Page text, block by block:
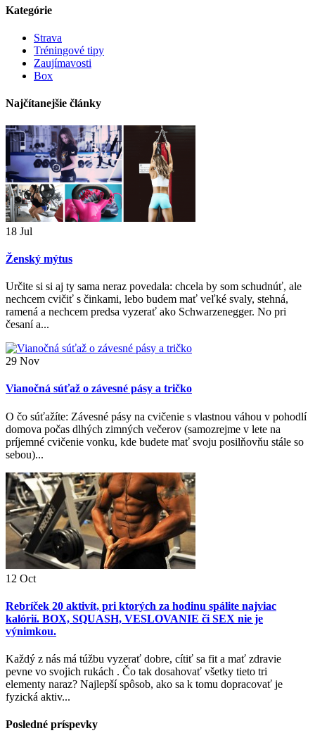
Kategórie
Strava
Tréningové tipy
Zaujímavosti
Box
Najčítanejšie články
18 Jul
Ženský mýtus
Určite si si aj ty sama neraz povedala: chcela by som schudnúť, ale
nechcem cvičiť s činkami, lebo budem mať veľké svaly, stehná,
ramená a nechcem predsa vyzerať ako Schwarzenegger. No pri
česaní a...
29 Nov
Vianočná súťaž o závesné pásy a tričko
O čo súťažíte: Závesné pásy na cvičenie s vlastnou váhou v pohodlí
domova počas dlhých zimných večerov (samozrejme v lete na
príjemné cvičenie vonku, kde budete mať svoju posilňovňu stále so
sebou)...
12 Oct
Rebríček 20 aktivít, pri ktorých za hodinu spálite najviac
kalórií. BOX, SQUASH, VESLOVANIE či SEX nie je
výnimkou.
Každý z nás má túžbu vyzerať dobre, cítiť sa fit a mať zdravie
pevne vo svojich rukách . Čo tak dosahovať všetky tieto tri
elementy naraz? Najlepší spôsob, ako sa k tomu dopracovať je
fyzická aktiv...
Posledné príspevky